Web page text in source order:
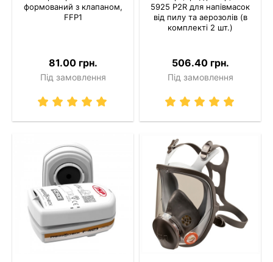
формований з клапаном,
FFP1
81.00 грн.
Під замовлення
5925 P2R для напівмасок
від пилу та аерозолів (в
комплекті 2 шт.)
506.40 грн.
Під замовлення